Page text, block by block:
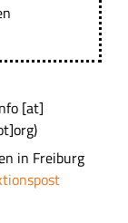
[at]
in Freiburg